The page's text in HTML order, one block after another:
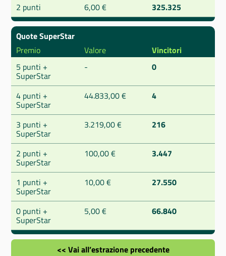
2 punti
6,00 € 325.325
Quote SuperStar
Premio
Valore
Vincitori
5 punti +
SuperStar
- 0
4 punti +
SuperStar
44.833,00 € 4
3 punti +
SuperStar
3.219,00 € 216
2 punti +
SuperStar
100,00 € 3.447
1 punti +
SuperStar
10,00 € 27.550
0 punti +
SuperStar
5,00 € 66.840
<< Vai all’estrazione precedente